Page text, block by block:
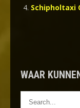
Schipholtaxi
WAAR